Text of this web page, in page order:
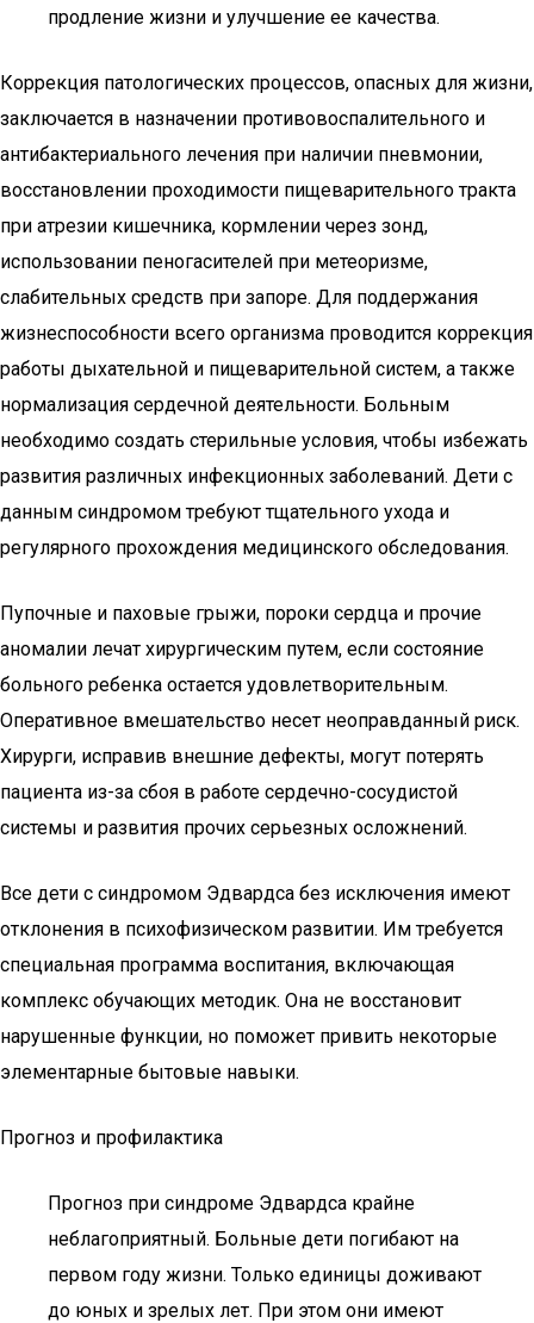
продление жизни и улучшение ее качества.
Коррекция патологических процессов, опасных для жизни,
заключается в назначении противовоспалительного и
антибактериального лечения при наличии пневмонии,
восстановлении проходимости пищеварительного тракта
при атрезии кишечника, кормлении через зонд,
использовании пеногасителей при метеоризме,
слабительных средств при запоре. Для поддержания
жизнеспособности всего организма проводится коррекция
работы дыхательной и пищеварительной систем, а также
нормализация сердечной деятельности. Больным
необходимо создать стерильные условия, чтобы избежать
развития различных инфекционных заболеваний. Дети с
данным синдромом требуют тщательного ухода и
регулярного прохождения медицинского обследования.
Пупочные и паховые грыжи, пороки сердца и прочие
аномалии лечат хирургическим путем, если состояние
больного ребенка остается удовлетворительным.
Оперативное вмешательство несет неоправданный риск.
Хирурги, исправив внешние дефекты, могут потерять
пациента из-за сбоя в работе сердечно-сосудистой
системы и развития прочих серьезных осложнений.
Все дети с синдромом Эдвардса без исключения имеют
отклонения в психофизическом развитии. Им требуется
специальная программа воспитания, включающая
комплекс обучающих методик. Она не восстановит
нарушенные функции, но поможет привить некоторые
элементарные бытовые навыки.
Прогноз и профилактика
Прогноз при синдроме Эдвардса крайне
неблагоприятный. Больные дети погибают на
первом году жизни. Только единицы доживают
до юных и зрелых лет. При этом они имеют